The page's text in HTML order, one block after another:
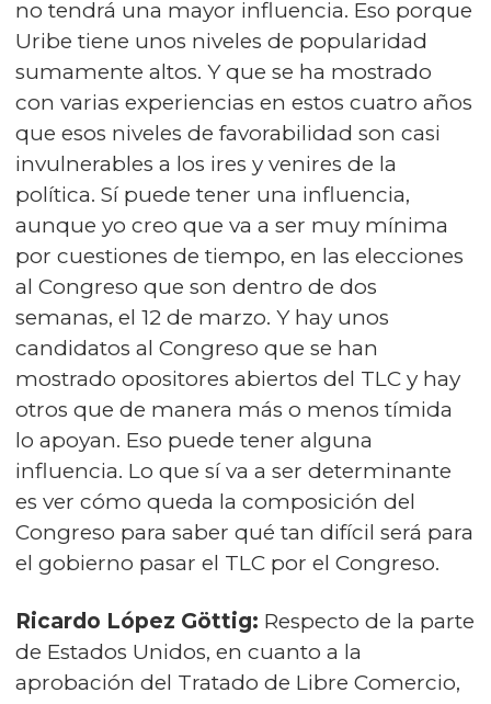
no tendrá una mayor influencia. Eso porque
Uribe tiene unos niveles de popularidad
sumamente altos. Y que se ha mostrado
con varias experiencias en estos cuatro años
que esos niveles de favorabilidad son casi
invulnerables a los ires y venires de la
política. Sí puede tener una influencia,
aunque yo creo que va a ser muy mínima
por cuestiones de tiempo, en las elecciones
al Congreso que son dentro de dos
semanas, el 12 de marzo. Y hay unos
candidatos al Congreso que se han
mostrado opositores abiertos del TLC y hay
otros que de manera más o menos tímida
lo apoyan. Eso puede tener alguna
influencia. Lo que sí va a ser determinante
es ver cómo queda la composición del
Congreso para saber qué tan difícil será para
el gobierno pasar el TLC por el Congreso.
Ricardo López Göttig: Respecto de la parte
de Estados Unidos, en cuanto a la
aprobación del Tratado de Libre Comercio,